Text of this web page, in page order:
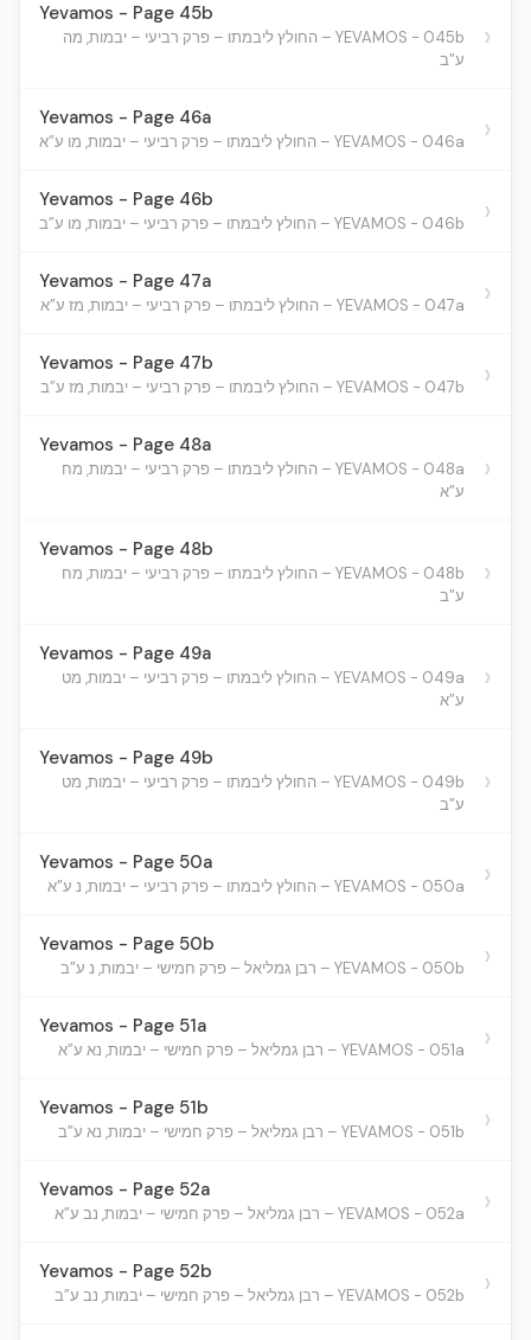
Yevamos - Page 45b
YEVAMOS - 045b – החולץ ליבמתו – פרק רביעי – יבמות, מה
ע”ב
›
Yevamos - Page 46a
YEVAMOS - 046a – החולץ ליבמתו – פרק רביעי – יבמות, מו ע”א ›
Yevamos - Page 46b
YEVAMOS - 046b – החולץ ליבמתו – פרק רביעי – יבמות, מו ע”ב ›
Yevamos - Page 47a
YEVAMOS - 047a – החולץ ליבמתו – פרק רביעי – יבמות, מז ע”א ›
Yevamos - Page 47b
YEVAMOS - 047b – החולץ ליבמתו – פרק רביעי – יבמות, מז ע”ב ›
Yevamos - Page 48a
YEVAMOS - 048a – החולץ ליבמתו – פרק רביעי – יבמות, מח
ע”א
›
Yevamos - Page 48b
YEVAMOS - 048b – החולץ ליבמתו – פרק רביעי – יבמות, מח
ע”ב
›
Yevamos - Page 49a
YEVAMOS - 049a – החולץ ליבמתו – פרק רביעי – יבמות, מט
ע”א
›
Yevamos - Page 49b
YEVAMOS - 049b – החולץ ליבמתו – פרק רביעי – יבמות, מט
ע”ב
›
Yevamos - Page 50a
YEVAMOS - 050a – החולץ ליבמתו – פרק רביעי – יבמות, נ ע”א ›
Yevamos - Page 50b
YEVAMOS - 050b – רבן גמליאל – פרק חמישי – יבמות, נ ע”ב ›
Yevamos - Page 51a
YEVAMOS - 051a – רבן גמליאל – פרק חמישי – יבמות, נא ע”א ›
Yevamos - Page 51b
YEVAMOS - 051b – רבן גמליאל – פרק חמישי – יבמות, נא ע”ב ›
Yevamos - Page 52a
YEVAMOS - 052a – רבן גמליאל – פרק חמישי – יבמות, נב ע”א ›
Yevamos - Page 52b
YEVAMOS - 052b – רבן גמליאל – פרק חמישי – יבמות, נב ע”ב ›